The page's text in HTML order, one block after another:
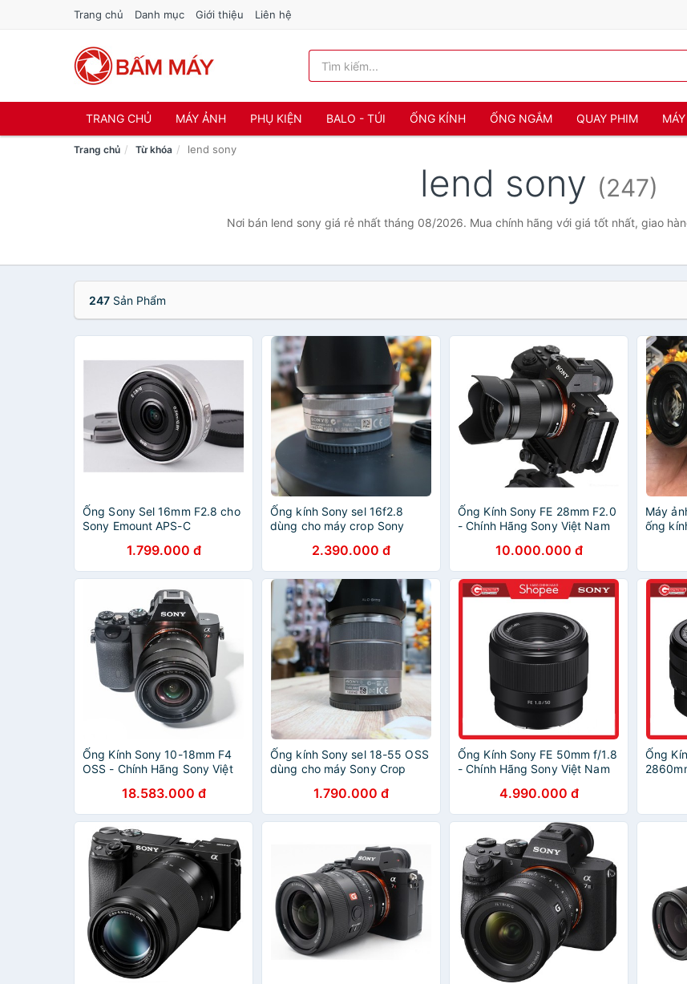
Trang chủ Danh mục Giới thiệu Liên hệ
TRANG CHỦ MÁY ẢNH PHỤ KIỆN BALO - TÚI ỐNG KÍNH ỐNG NGẮM QUAY PHIM
Trang chủ Từ khóa lend sony
lend sony (247)
Nơi bán lend sony giá rẻ nhất tháng 08/2026. Mua chính hãng với giá tốt nhất, giao
247 Sản Phẩm
Ống Sony Sel 16mm F2.8 cho
Sony Emount APS-C
1.799.000 đ
Ống kính Sony sel 16f2.8
dùng cho máy crop Sony
2.390.000 đ
Ống Kính Sony FE 28mm F2.0
- Chính Hãng Sony Việt Nam
10.000.000 đ
Máy
ống
Ống Kính Sony 10-18mm F4
OSS - Chính Hãng Sony Việt
18.583.000 đ
Ống kính Sony sel 18-55 OSS
dùng cho máy Sony Crop
1.790.000 đ
Ống Kính Sony FE 50mm f/1.8
- Chính Hãng Sony Việt Nam
4.990.000 đ
Ống